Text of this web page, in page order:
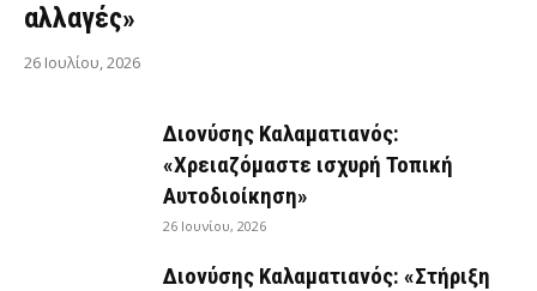
αλλαγές»
26 Ιουλίου, 2026
Διονύσης Καλαματιανός:
«Χρειαζόμαστε ισχυρή Τοπική
Αυτοδιοίκηση»
26 Ιουνίου, 2026
Διονύσης Καλαματιανός: «Στήριξη